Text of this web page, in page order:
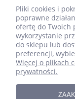
Pliki cookies i
poprawne
ofertę do Twoich
wykorzystanie
do sklepu lub
preferencji,
Więcej o plikach
prywatności.